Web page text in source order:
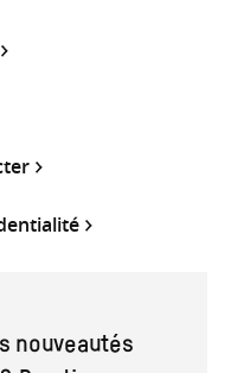
nouveautés